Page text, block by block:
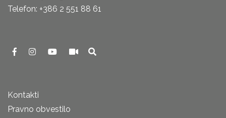
Telefon: +386 2 551 88 61
Kontakti
Pravno obvestilo